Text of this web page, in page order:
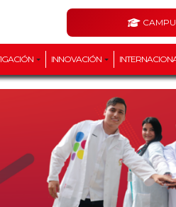
INNOVACIÓN